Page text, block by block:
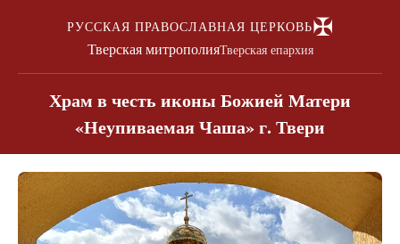
РУССКАЯ ПРАВОСЛАВНАЯ ЦЕРКОВЬ✠
Тверская митрополияТверская епархия
Храм в честь иконы Божией Матери
«Неупиваемая Чаша» г. Твери